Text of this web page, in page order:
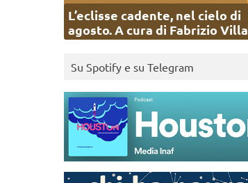
L’eclisse cadente, nel cielo di
agosto. A cura di Fabrizio Villa
Su Spotify e su Telegram